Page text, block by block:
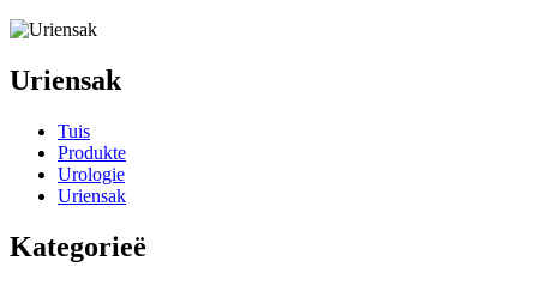
Uriensak
Tuis
Produkte
Urologie
Uriensak
Kategorieë